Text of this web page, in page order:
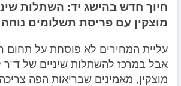
חיוך חדש בהישג יד: השתלות
מוצקין עם פריסת תשלומים נוחה
עליית המחירים לא פוסחת על תחום
אבל במרכז להשתלות שיניים של ד"ר
מוצקין, מאמינים שבריאות הפה